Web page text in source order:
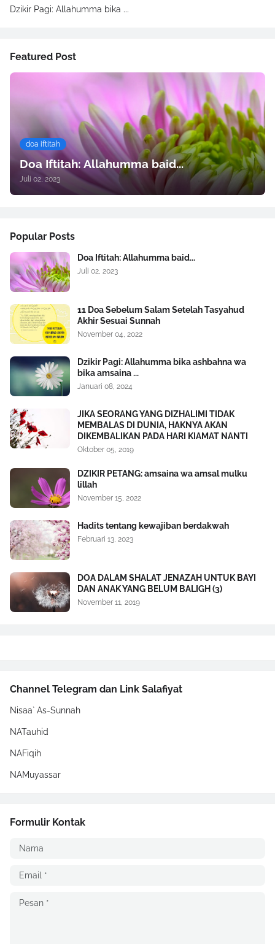
Dzikir Pagi: Allahumma bika ...
Featured Post
doa iftitah
Doa Iftitah: Allahumma baid...
Juli 02, 2023
Popular Posts
Doa Iftitah: Allahumma baid...
Juli 02, 2023
11 Doa Sebelum Salam Setelah Tasyahud
Akhir Sesuai Sunnah
November 04, 2022
Dzikir Pagi: Allahumma bika ashbahna wa
bika amsaina ...
Januari 08, 2024
JIKA SEORANG YANG DIZHALIMI TIDAK
MEMBALAS DI DUNIA, HAKNYA AKAN
DIKEMBALIKAN PADA HARI KIAMAT NANTI
Oktober 05, 2019
DZIKIR PETANG: amsaina wa amsal mulku
lillah
November 15, 2022
Hadits tentang kewajiban berdakwah
Februari 13, 2023
DOA DALAM SHALAT JENAZAH UNTUK BAYI
DAN ANAK YANG BELUM BALIGH (3)
November 11, 2019
Channel Telegram dan Link Salafiyat
Nisaa` As-Sunnah
NATauhid
NAFiqih
NAMuyassar
Formulir Kontak